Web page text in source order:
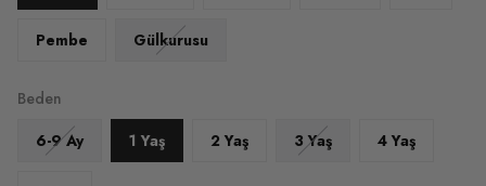
Pembe Gülkurusu
Beden
6-9 Ay
1 Yaş 2 Yaş 3 Yaş 4 Yaş